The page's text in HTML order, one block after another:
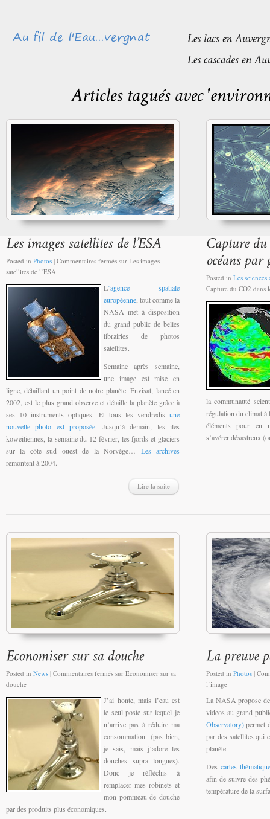
Posted in Photos | Commentaires fermés sur Les images
satellites de l’ESA
L‘agence spatiale
européenne , tout comme la
NASA met à disposition
du grand public de belles
librairies de photos
satellites.
Semaine après semaine,
une image est mise en
ligne, détaillant un point de notre planète. Envisat, lancé en
2002, est le plus grand observe et détaille la planète grâce à
ses 10 instruments optiques. Et tous les vendredis une
nouvelle photo est proposée. Jusqu’à demain, les iles
koweitiennes, la semaine du 12 février, les fjords et glaciers
sur la côte sud ouest de la Norvège… Les archives
remontent à 2004.
Lire la suite
Posted in Les sciences
Capture du CO2 dans
la communauté
régulation du climat à
éléments pour en
s’avérer désastreux
Posted in News | Commentaires fermés sur Economiser sur sa
douche
J’ai honte, mais l’eau est
le seul poste sur lequel je
n’arrive pas à réduire ma
consommation. (pas bien,
je sais, mais j’adore les
douches supra longues).
Donc je réfléchis à
remplacer mes robinets et
mon pommeau de douche
par des produits plus économiques.
Posted in Photos |
l’image
La NASA propose
videos au grand
Observatory)permet
par des satellites qui
planète.
Des cartes
afin de suivre des
température de la